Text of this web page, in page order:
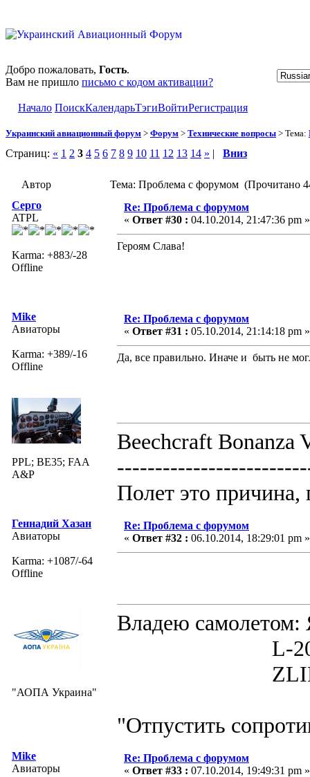
Добро пожаловать, Гость.
Вам не пришло письмо с кодом активации?
Начало ПоискКалендарьТэгиВойтиРегистрация
Украинский авиационный форум > Форум > Технические вопросы > Тема:
Страниц: « 1 2 3 4 5 6 7 8 9 10 11 12 13 14 » | Вниз
Автор
Тема: Проблема с форумом (Прочитано
Серго
ATPL
Karma: +883/-28
Offline
Re: Проблема с форумом
« Ответ #30 : 04.10.2014, 21:47:36 pm »
Героям Слава!
Mike
Авиаторы
Karma: +389/-16
Offline
PPL; BE35; FAA
A&P
Re: Проблема с форумом
« Ответ #31 : 05.10.2014, 21:14:18 pm »
Да, все правильно. Иначе и быть не
Beechcraft Bonanza
Полет это причина,
Геннадий Хазан
Авиаторы
Karma: +1087/-64
Offline
"АОПА Украина"
Re: Проблема с форумом
« Ответ #32 : 06.10.2014, 18:29:01 pm »
Владею
L-200D
ZLIN 526
"Отпустить
Mike
Авиаторы
Re: Проблема с форумом
« Ответ #33 : 07.10.2014, 19:49:31 pm »